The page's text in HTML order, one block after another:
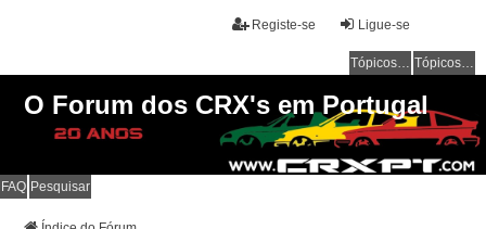
Ligue-se
Registe-se
Tópicos sem resposta Tópicos ativos
O Forum dos CRX's em Portugal
FAQ Pesquisar